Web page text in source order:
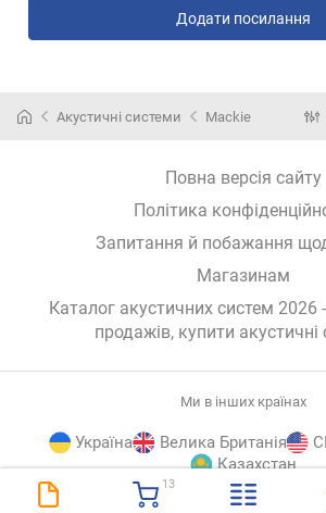
13
Додати посилання
Акустичні системи Mackie
Повна версія сайту
Політика
Запитання й побажання
Магазинам
Каталог акустичних систем 2026
продажів, купити акустичні
Ми в інших країнах
Україна Велика Британія
Казахстан